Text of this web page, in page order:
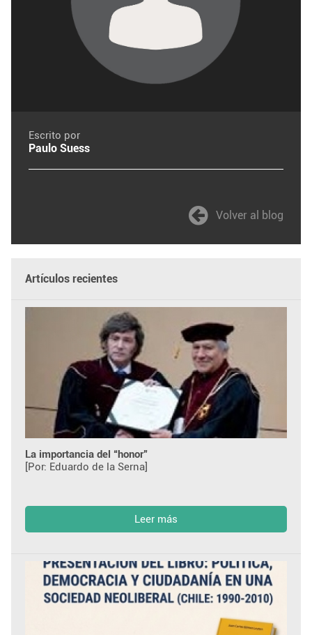
Escrito por
Paulo Suess
Volver al blog
Artículos recientes
La importancia del “honor”
[Por: Eduardo de la Serna]
Leer más